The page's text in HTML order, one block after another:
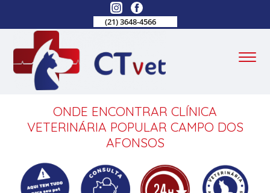
(21) 3648-4566
ONDE ENCONTRAR CLÍNICA
VETERINÁRIA POPULAR CAMPO DOS
AFONSOS